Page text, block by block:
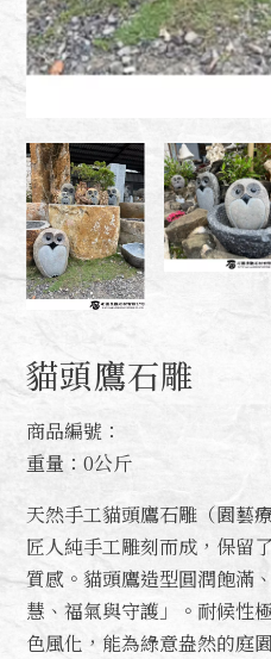
貓頭鷹石雕
商品編號：
重量：0公斤
天然手工貓頭鷹石雕（園藝
匠人純手工雕刻而成，保留
質感。貓頭鷹造型圓潤飽滿
慧、福氣與守護」。耐候性
色風化，能為綠意盎然的庭